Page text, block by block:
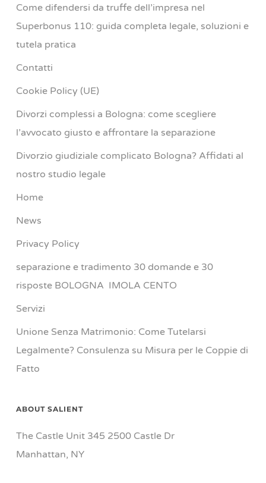
Come difendersi da truffe dell’impresa nel
Superbonus 110: guida completa legale, soluzioni e
tutela pratica
Contatti
Cookie Policy (UE)
Divorzi complessi a Bologna: come scegliere
l’avvocato giusto e affrontare la separazione
Divorzio giudiziale complicato Bologna? Affidati al
nostro studio legale
Home
News
Privacy Policy
separazione e tradimento 30 domande e 30
risposte BOLOGNA IMOLA CENTO
Servizi
Unione Senza Matrimonio: Come Tutelarsi
Legalmente? Consulenza su Misura per le Coppie di
Fatto
ABOUT SALIENT
The Castle Unit 345 2500 Castle Dr
Manhattan, NY